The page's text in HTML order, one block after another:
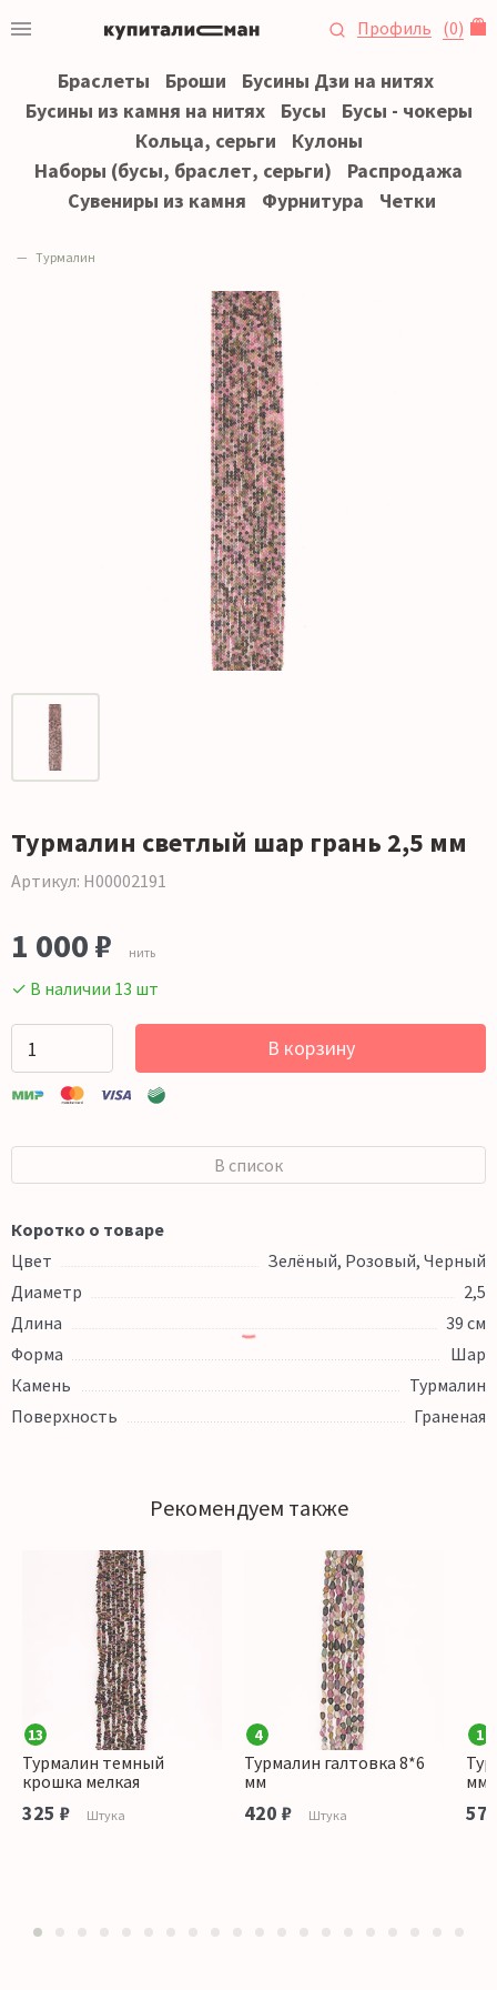
Профиль (0)
Браслеты Броши
Бусины Дзи на нитях
Бусины из камня на нитях
Бусы
Бусы - чокеры
Кольца, серьги
Кулоны
Наборы (бусы, браслет, серьги)
Распродажа
Сувениры из камня
Фурнитура Четки
Турмалин
Турмалин светлый шар грань 2,5 мм
Артикул: Н00002191
1 000 ₽ нить
✓ В наличии 13 шт
В корзину
В список
Коротко о товаре
Цвет
Зелёный, Розовый, Черный
Диаметр
2,5
Длина
39 см
Форма
Шар
Камень
Турмалин
Поверхность
Граненая
Рекомендуем также
13
Турмалин темный
крошка мелкая
325 ₽ Штука
4
Турмалин галтовка 8*6
мм
420 ₽ Штука
1
мм